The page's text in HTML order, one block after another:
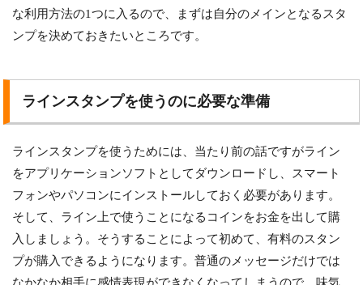
な利用方法の1つに入るので、まずは自分のメインとなるスタ
ンプを決めておきたいところです。
ラインスタンプを使うのに必要な準備
ラインスタンプを使うためには、当たり前の話ですがライン
をアプリケーションソフトとしてダウンロードし、スマート
フォンやパソコンにインストールしておく必要があります。
そして、ライン上で使うことになるコインをお金を出して購
入しましょう。そうすることによって初めて、有料のスタン
プが購入できるようになります。普通のメッセージだけでは